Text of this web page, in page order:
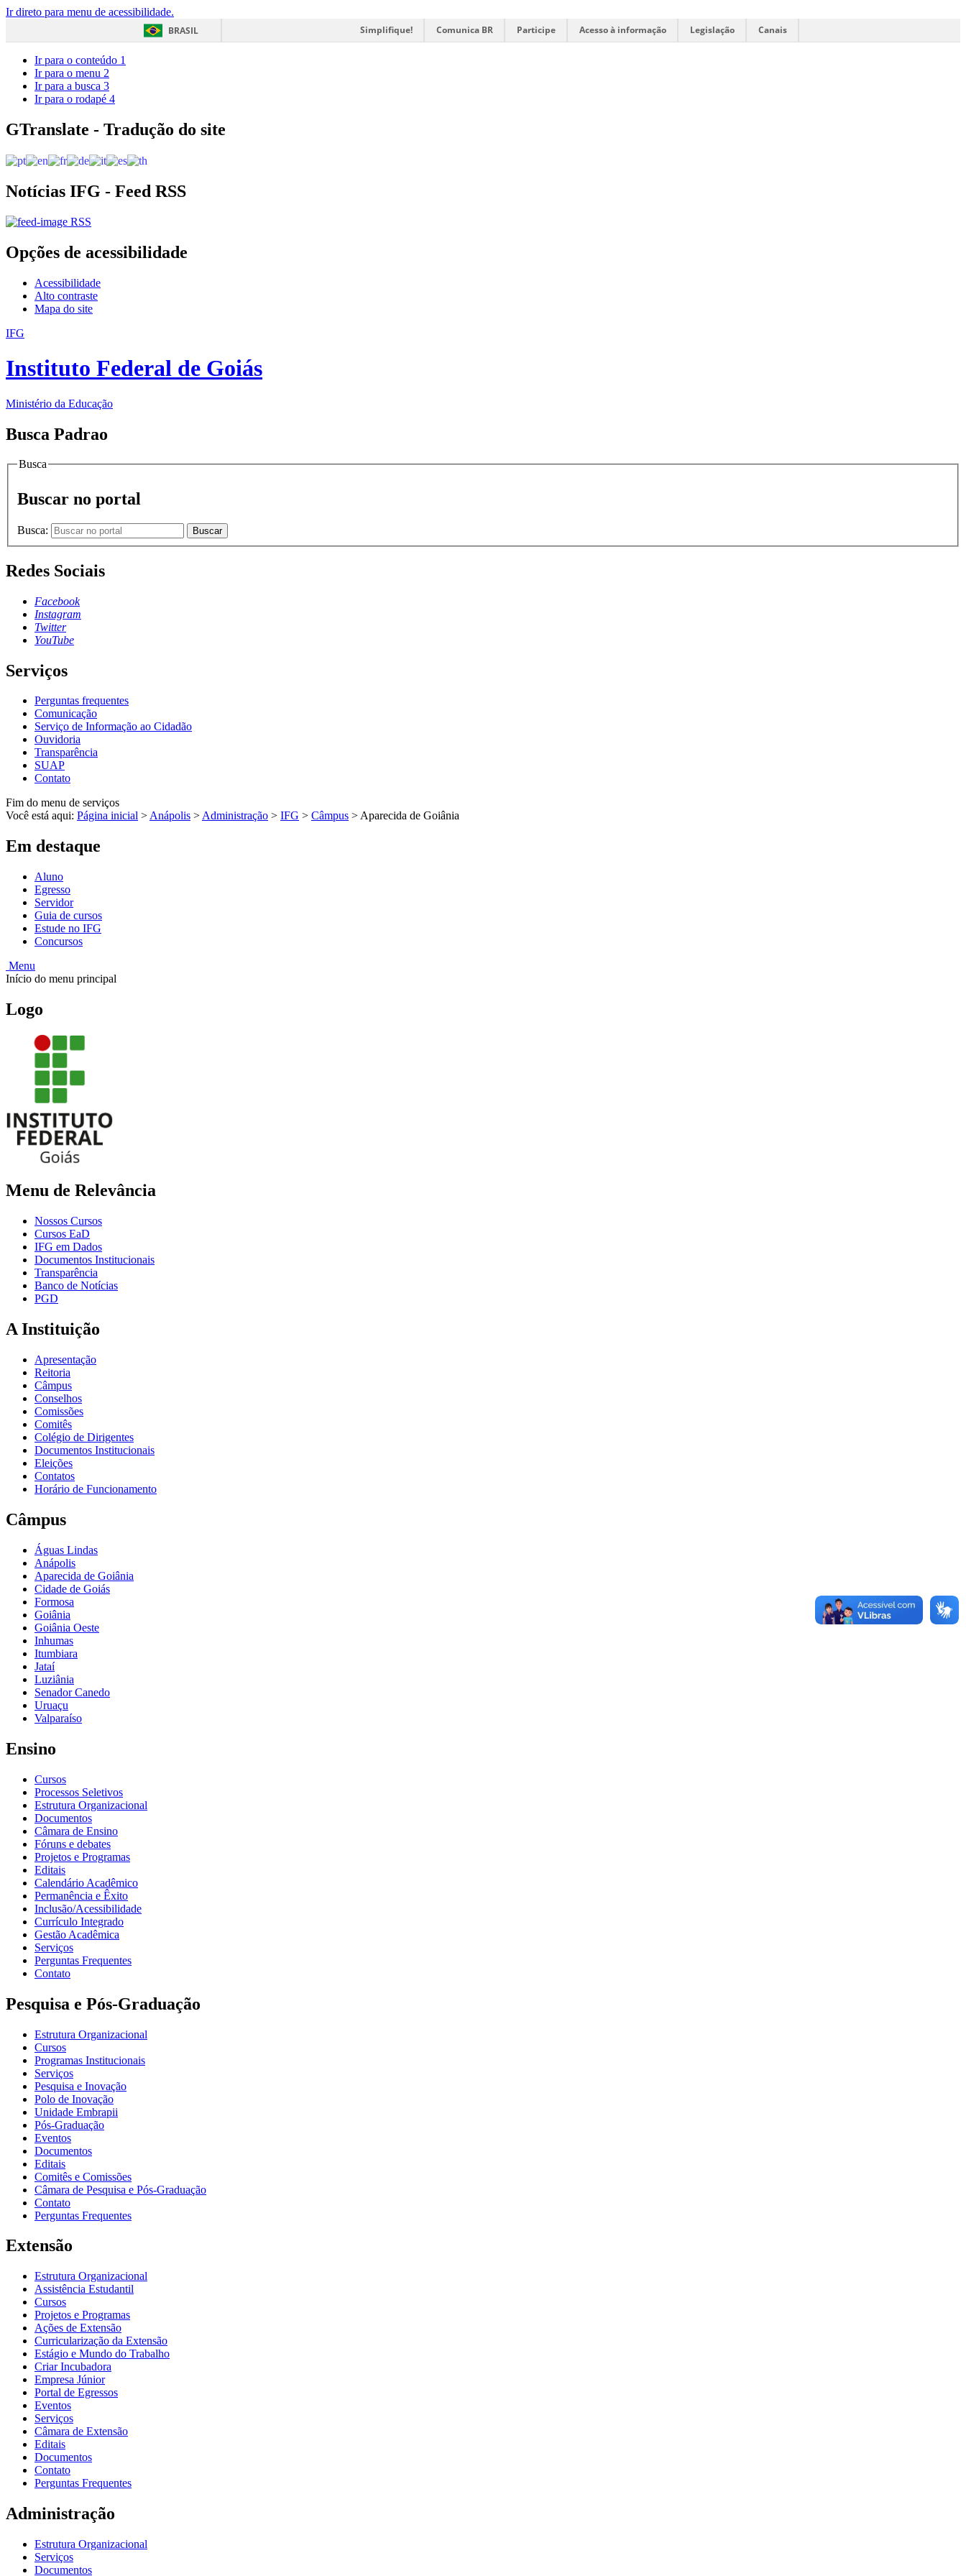
Ir direto para menu de acessibilidade.
BRASIL
Simplifique! Comunica BR Participe Acesso à informação Legislação Canais
Ir para o conteúdo 1
Ir para o menu 2
Ir para a busca 3
Ir para o rodapé 4
GTranslate - Tradução do site
Notícias IFG - Feed RSS
RSS
Opções de acessibilidade
Acessibilidade
Alto contraste
Mapa do site
IFG
Instituto Federal de Goiás
Ministério da Educação
Busca Padrao
Busca
Buscar no portal
Busca: Buscar
Redes Sociais
Facebook
Instagram
Twitter
YouTube
Serviços
Perguntas frequentes
Comunicação
Serviço de Informação ao Cidadão
Ouvidoria
Transparência
SUAP
Contato
Fim do menu de serviços
Você está aqui: Página inicial >Anápolis >Administração > IFG > Câmpus >Aparecida de Goiânia
Em destaque
Aluno
Egresso
Servidor
Guia de cursos
Estude no IFG
Concursos
Menu
Início do menu principal
Logo
Menu de Relevância
Nossos Cursos
Cursos EaD
IFG em Dados
Documentos Institucionais
Transparência
Banco de Notícias
PGD
A Instituição
Apresentação
Reitoria
Câmpus
Conselhos
Comissões
Comitês
Colégio de Dirigentes
Documentos Institucionais
Eleições
Contatos
Horário de Funcionamento
Câmpus
Águas Lindas
Anápolis
Aparecida de Goiânia
Cidade de Goiás
Formosa
Goiânia
Goiânia Oeste
Inhumas
Itumbiara
Jataí
Luziânia
Senador Canedo
Uruaçu
Valparaíso
Ensino
Cursos
Processos Seletivos
Estrutura Organizacional
Documentos
Câmara de Ensino
Fóruns e debates
Projetos e Programas
Editais
Calendário Acadêmico
Permanência e Êxito
Inclusão/Acessibilidade
Currículo Integrado
Gestão Acadêmica
Serviços
Perguntas Frequentes
Contato
Pesquisa e Pós-Graduação
Estrutura Organizacional
Cursos
Programas Institucionais
Serviços
Pesquisa e Inovação
Polo de Inovação
Unidade Embrapii
Pós-Graduação
Eventos
Documentos
Editais
Comitês e Comissões
Câmara de Pesquisa e Pós-Graduação
Contato
Perguntas Frequentes
Extensão
Estrutura Organizacional
Assistência Estudantil
Cursos
Projetos e Programas
Ações de Extensão
Curricularização da Extensão
Estágio e Mundo do Trabalho
Criar Incubadora
Empresa Júnior
Portal de Egressos
Eventos
Serviços
Câmara de Extensão
Editais
Documentos
Contato
Perguntas Frequentes
Administração
Estrutura Organizacional
Serviços
Documentos